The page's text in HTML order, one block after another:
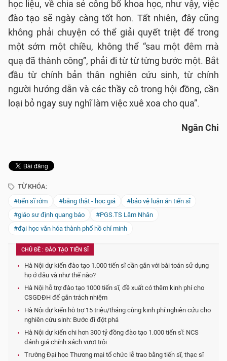
học liệu, về chia sẻ công bố khoa học, như vậy, việc
đào tạo sẽ ngày càng tốt hơn. Tất nhiên, đây cũng
không phải chuyện có thể giải quyết triệt để trong
một sớm một chiều, không thể “sau một đêm mà
quạ đã thành công”, phải đi từ từ từng bước một. Bắt
đầu từ chính bản thân nghiên cứu sinh, từ chính
người hướng dẫn và các thầy cô trong hội đồng, cần
loại bỏ ngay suy nghĩ làm việc xuê xoa cho qua”.
Ngân Chi
TỪ KHÓA:
#tiến sĩ rởm
#bằng thật - học giả
#bảo vệ luận án tiến sĩ
#giáo sư định quang báo
#PGS.TS Lâm Nhân
#đại học văn hóa thành phố hồ chí minh
CHỦ ĐỀ : ĐÀO TẠO TIẾN SĨ
Hà Nội dự kiến đào tạo 1.000 tiến sĩ cần gắn với bài toán sử dụng
họ ở đâu và như thế nào?
Hà Nội hỗ trợ đào tạo 1000 tiến sĩ, đề xuất có thêm kinh phí cho
CSGDĐH để gắn trách nhiệm
Hà Nội dự kiến hỗ trợ 15 triệu/tháng cùng kinh phí nghiên cứu cho
nghiên cứu sinh: Bước đi đột phá
Hà Nội dự kiến chi hơn 300 tỷ đồng đào tạo 1.000 tiến sĩ: NCS
đánh giá chính sách vượt trội
Trường Đại học Thương mại tổ chức lễ trao bằng tiến sĩ, thạc sĩ